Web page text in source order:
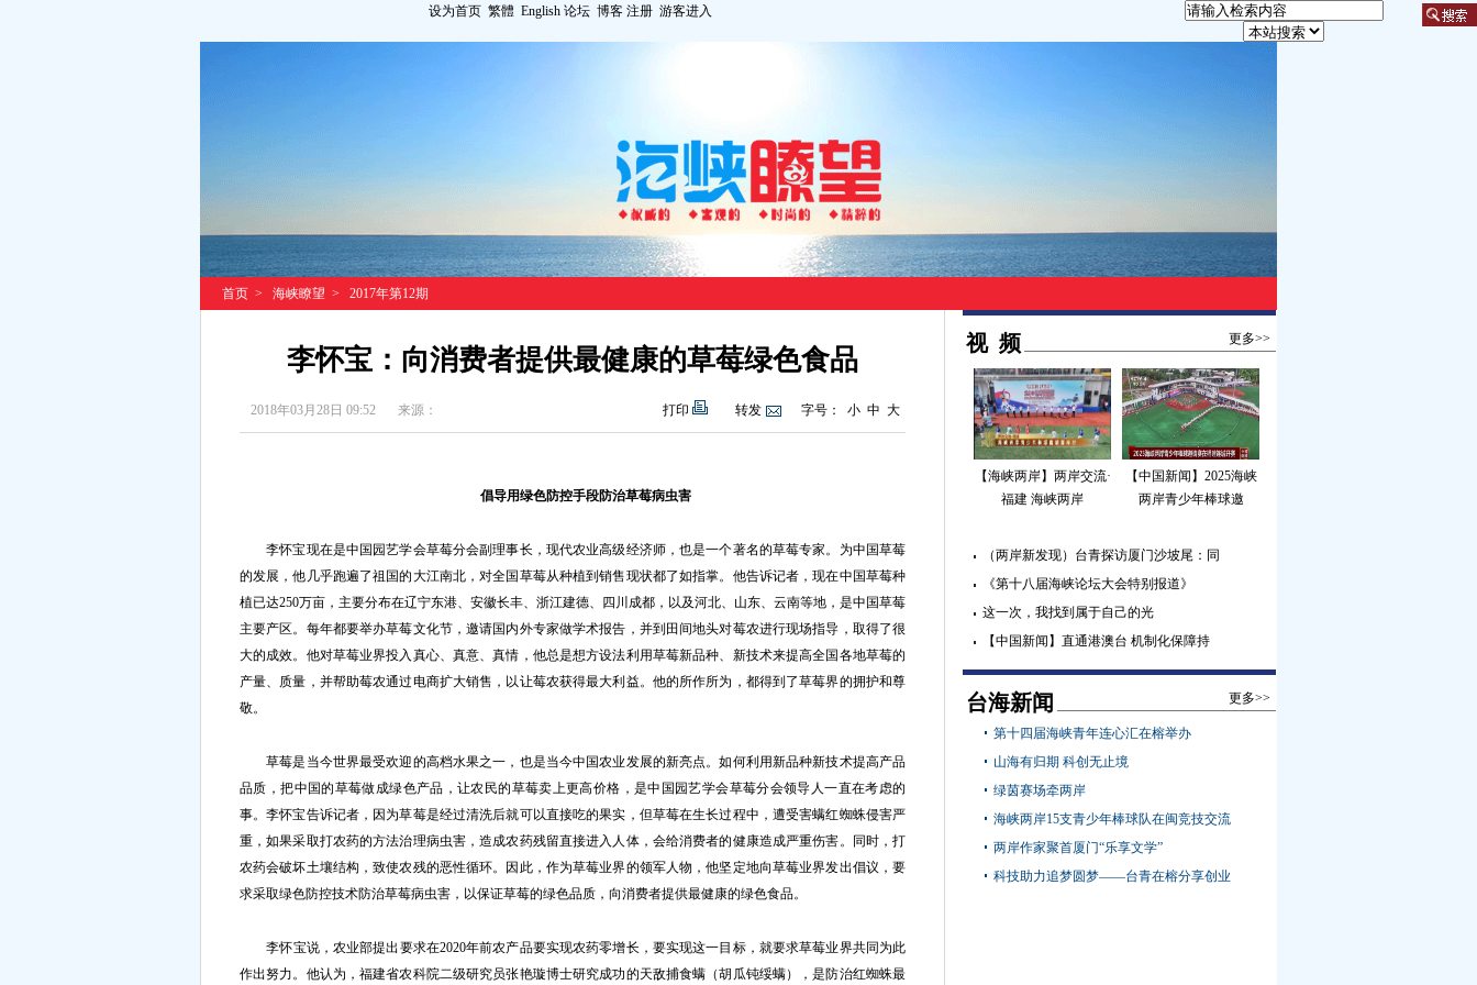
设为首页 繁體 English 论坛 博客 注册 游客进入
首页 > 海峡瞭望 > 2017年第12期
李怀宝：向消费者提供最健康的草莓绿色食品
2018年03月28日 09:52 来源： 字号： 小 中 大
转发
打印
倡导用绿色防控手段防治草莓病虫害
李怀宝现在是中国园艺学会草莓分会副理事长，现代农业高级经济师，也是一个著名的草莓专家。为中国草莓
的发展，他几乎跑遍了祖国的大江南北，对全国草莓从种植到销售现状都了如指掌。他告诉记者，现在中国草莓种
植已达250万亩，主要分布在辽宁东港、安徽长丰、浙江建德、四川成都，以及河北、山东、云南等地，是中国草莓
主要产区。每年都要举办草莓文化节，邀请国内外专家做学术报告，并到田间地头对莓农进行现场指导，取得了很
大的成效。他对草莓业界投入真心、真意、真情，他总是想方设法利用草莓新品种、新技术来提高全国各地草莓的
产量、质量，并帮助莓农通过电商扩大销售，以让莓农获得最大利益。他的所作所为，都得到了草莓界的拥护和尊
敬。
草莓是当今世界最受欢迎的高档水果之一，也是当今中国农业发展的新亮点。如何利用新品种新技术提高产品
品质，把中国的草莓做成绿色产品，让农民的草莓卖上更高价格，是中国园艺学会草莓分会领导人一直在考虑的
事。李怀宝告诉记者，因为草莓是经过清洗后就可以直接吃的果实，但草莓在生长过程中，遭受害螨红蜘蛛侵害严
重，如果采取打农药的方法治理病虫害，造成农药残留直接进入人体，会给消费者的健康造成严重伤害。同时，打
农药会破坏土壤结构，致使农残的恶性循环。因此，作为草莓业界的领军人物，他坚定地向草莓业界发出倡议，要
求采取绿色防控技术防治草莓病虫害，以保证草莓的绿色品质，向消费者提供最健康的绿色食品。
李怀宝说，农业部提出要求在2020年前农产品要实现农药零增长，要实现这一目标，就要求草莓业界共同为此
作出努力。他认为，福建省农科院二级研究员张艳璇博士研究成功的天敌捕食螨（胡瓜钝绥螨），是防治红蜘蛛最
视 频 更多>>
【海峡两岸】两岸交流·
福建 海峡两岸
【中国新闻】2025海峡
两岸青少年棒球邀
（两岸新发现）台青探访厦门沙坡尾：同
《第十八届海峡论坛大会特别报道》
这一次，我找到属于自己的光
【中国新闻】直通港澳台 机制化保障持
台海新闻 更多>>
第十四届海峡青年连心汇在榕举办
山海有归期 科创无止境
绿茵赛场牵两岸
海峡两岸15支青少年棒球队在闽竞技交流
两岸作家聚首厦门“乐享文学”
科技助力追梦圆梦——台青在榕分享创业